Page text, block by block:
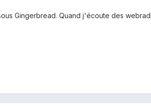
Gingerbread. Quand j'écoute des